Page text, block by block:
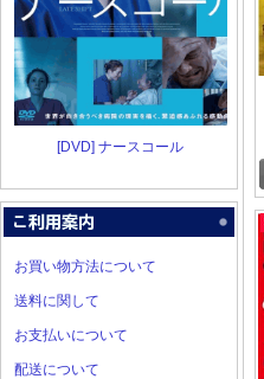
[DVD] ナースコール
お買い物方法について
送料に関して
お支払いについて
配送について